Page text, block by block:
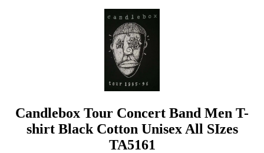
Candlebox Tour Concert Band Men T-
shirt Black Cotton Unisex All SIzes
TA5161